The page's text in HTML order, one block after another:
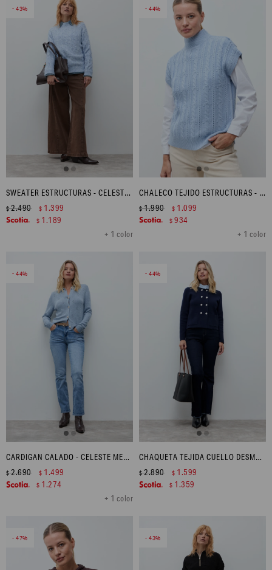
43
SWEATER ESTRUCTURAS - CELESTE MELANGE
+ 1 color
$2.490 $ 1.399
$ 1.189
44
CHALECO TEJIDO ESTRUCTURAS - CELESTE MELANGE
+ 1 color
$1.990 $ 1.099
$ 934
44
CARDIGAN CALADO - CELESTE MELANGE
+ 1 color
$2.690 $ 1.499
$ 1.274
44
CHAQUETA TEJIDA CUELLO DESMONTABLE - AZUL MARINO
$2.890 $ 1.599
$ 1.359
47 43